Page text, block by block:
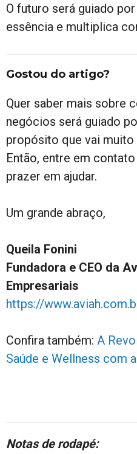
O futuro será guiado
essência e multiplica
Gostou do artigo?
Quer saber mais sobre
negócios será guiado
propósito que vai muito
Então, entre em
prazer em ajudar.
Um grande abraço,
Queila Fonini
Fundadora e CEO da
Empresariais
https://
Confira também: A
Saúde e Wellness com
Notas de rodapé: